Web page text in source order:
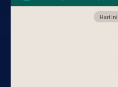
Hari ini